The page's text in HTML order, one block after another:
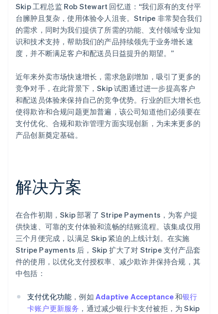
Skip 工程总监 Rob Stewart 回忆道：“我们原有的支付平
台臃肿且复杂，使用体验令人沮丧。Stripe 非常契合我们
的需求，同时为我们提供了所需的功能、支付领域专业知
识和技术支持，帮助我们的产品持续领先于业务增长速
度，并不断满足客户和配送员日益提升的期望。”
近年来外卖市场快速增长，需求急剧增加，吸引了更多的
竞争对手，在此背景下，Skip 试图通过进一步提高客户
和配送员体验来保持自己的竞争优势。行业的巨大增长也
使得欺诈和合规问题更加普遍，该公司知道他们必须要在
支付优化、合规和欺诈管理方面实现创新，为未来更多的
产品创新奠定基础。
解决方案
在合作初期，Skip 部署了 Stripe Payments，为客户提
供快速、可靠的支付体验和流畅的结账流程。该集成仅用
三个月便完成，以满足 Skip 紧迫的上线计划。在实施
Stripe Payments 后，Skip 扩大了对 Stripe 支付产品套
件的使用，以优化支付授权率、减少欺诈并保持合规，其
中包括：
支付优化功能 ，例如 Adaptive Acceptance和银行
卡账户更新服务 ，通过减少银行卡支付被拒，为 Skip